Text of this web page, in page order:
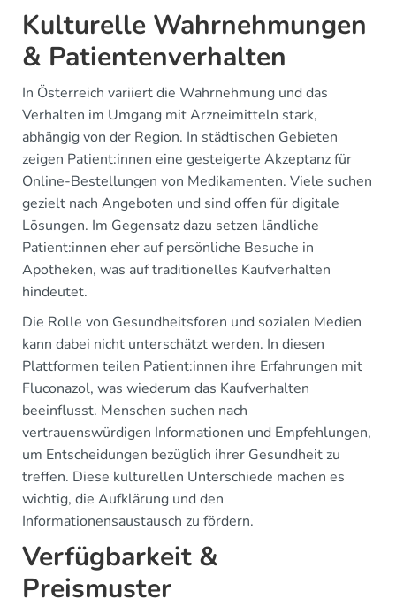
Kulturelle Wahrnehmungen
& Patientenverhalten
In Österreich variiert die Wahrnehmung und das
Verhalten im Umgang mit Arzneimitteln stark,
abhängig von der Region. In städtischen Gebieten
zeigen Patient:innen eine gesteigerte Akzeptanz für
Online-Bestellungen von Medikamenten. Viele suchen
gezielt nach Angeboten und sind offen für digitale
Lösungen. Im Gegensatz dazu setzen ländliche
Patient:innen eher auf persönliche Besuche in
Apotheken, was auf traditionelles Kaufverhalten
hindeutet.
Die Rolle von Gesundheitsforen und sozialen Medien
kann dabei nicht unterschätzt werden. In diesen
Plattformen teilen Patient:innen ihre Erfahrungen mit
Fluconazol, was wiederum das Kaufverhalten
beeinflusst. Menschen suchen nach
vertrauenswürdigen Informationen und Empfehlungen,
um Entscheidungen bezüglich ihrer Gesundheit zu
treffen. Diese kulturellen Unterschiede machen es
wichtig, die Aufklärung und den
Informationensaustausch zu fördern.
Verfügbarkeit &
Preismuster